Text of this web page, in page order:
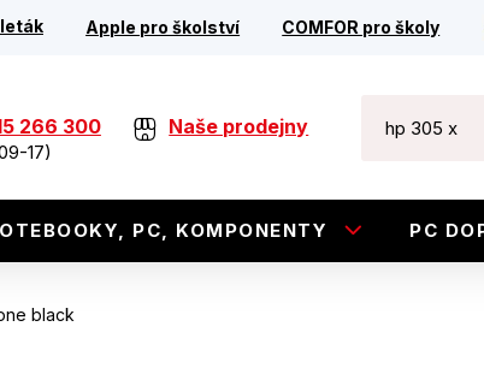
Apple pro školství COMFOR pro školy
266 300
17)
Naše prodejny
PC, KOMPONENTY PC
black